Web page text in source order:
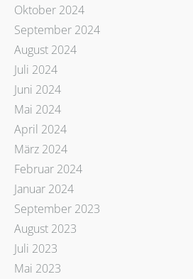
Oktober 2024
September 2024
August 2024
Juli 2024
Juni 2024
Mai 2024
April 2024
März 2024
Februar 2024
Januar 2024
September 2023
August 2023
Juli 2023
Mai 2023